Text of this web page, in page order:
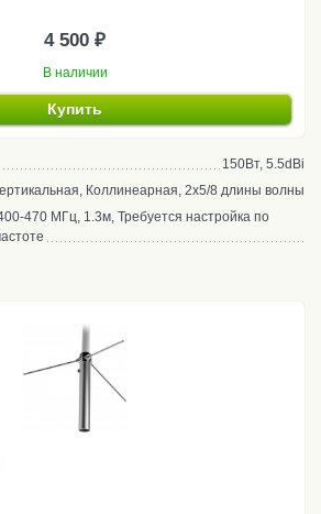
4 500 ₽
В наличии
Купить
150Вт, 5.5dBi
Коллинеарная, 2x5/8 длины волны
470 МГц, 1.3м, Требуется настройка по